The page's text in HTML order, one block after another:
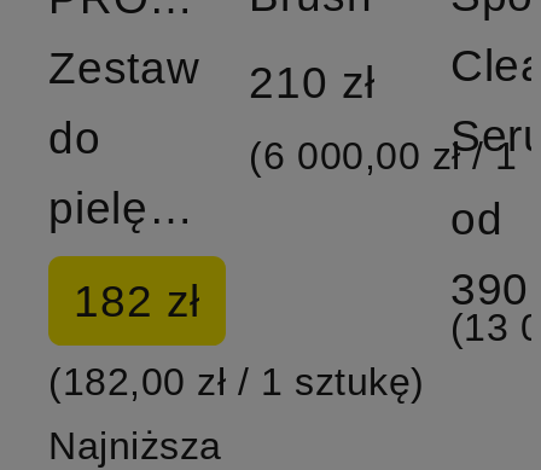
Zestaw
do
pielęgnacji
182 zł
(182,00 zł / 1 sztukę)
Najniższa
210 zł
(6 000,00 zł / 1
od
390
(13